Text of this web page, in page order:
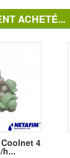
ACHETÉ...
4
h...